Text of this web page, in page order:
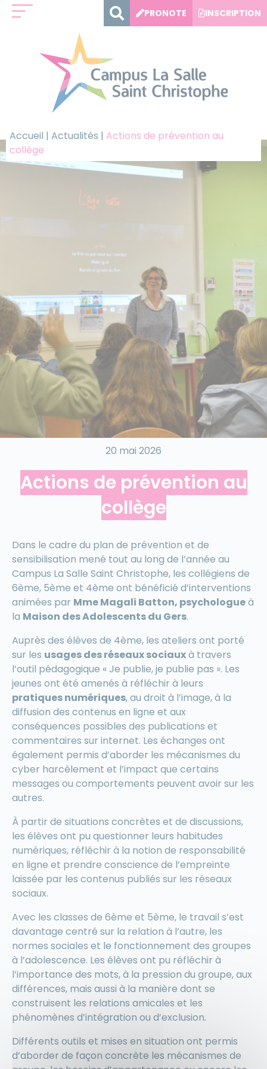
PRONOTE INSCRIPTION
Accueil | Actualités | Actions de prévention au
collège
20 mai 2026
Actions de prévention au
collège
Dans le cadre du plan de prévention et de
sensibilisation mené tout au long de l’année au
Campus La Salle Saint Christophe, les collégiens de
6ème, 5ème et 4ème ont bénéficié d’interventions
animées par Mme Magali Batton, psychologueà
la Maison des Adolescents du Gers.
Auprès des élèves de 4ème, les ateliers ont porté
sur les usages des réseaux sociauxà travers
l’outil pédagogique « Je publie, je publie pas ». Les
jeunes ont été amenés à réfléchir à leurs
pratiques numériques, au droit à l’image, à la
diffusion des contenus en ligne et aux
conséquences possibles des publications et
commentaires sur internet. Les échanges ont
également permis d’aborder les mécanismes du
cyber harcèlement et l’impact que certains
messages ou comportements peuvent avoir sur les
autres.
À partir de situations concrètes et de discussions,
les élèves ont pu questionner leurs habitudes
numériques, réfléchir à la notion de responsabilité
en ligne et prendre conscience de l’empreinte
laissée par les contenus publiés sur les réseaux
sociaux.
Avec les classes de 6ème et 5ème, le travail s’est
davantage centré sur la relation à l’autre, les
normes sociales et le fonctionnement des groupes
à l’adolescence. Les élèves ont pu réfléchir à
l’importance des mots, à la pression du groupe, aux
différences, mais aussi à la manière dont se
construisent les relations amicales et les
phénomènes d’intégration ou d’exclusion.
Différents outils et mises en situation ont permis
d’aborder de façon concrète les mécanismes de
Panneau de gestion des cookies